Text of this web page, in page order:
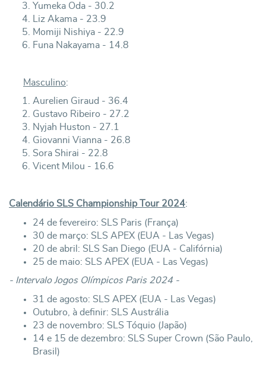
Yumeka Oda - 30.2
Liz Akama - 23.9
Momiji Nishiya - 22.9
Funa Nakayama - 14.8
Masculino:
Aurelien Giraud - 36.4
Gustavo Ribeiro - 27.2
Nyjah Huston - 27.1
Giovanni Vianna - 26.8
Sora Shirai - 22.8
Vicent Milou - 16.6
Calendário SLS Championship Tour 2024:
24 de fevereiro: SLS Paris (França)
30 de março: SLS APEX (EUA - Las Vegas)
20 de abril: SLS San Diego (EUA - Califórnia)
25 de maio: SLS APEX (EUA - Las Vegas)
- Intervalo Jogos Olímpicos Paris 2024 -
31 de agosto: SLS APEX (EUA - Las Vegas)
Outubro, à definir: SLS Austrália
23 de novembro: SLS Tóquio (Japão)
14 e 15 de dezembro: SLS Super Crown (São Paulo,
Brasil)